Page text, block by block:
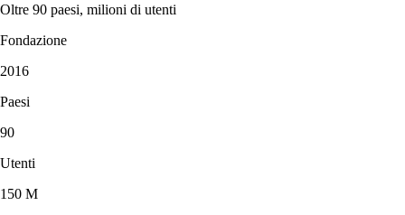
Oltre 90 paesi, milioni di utenti
Fondazione
2016
Paesi
90
Utenti
150 M